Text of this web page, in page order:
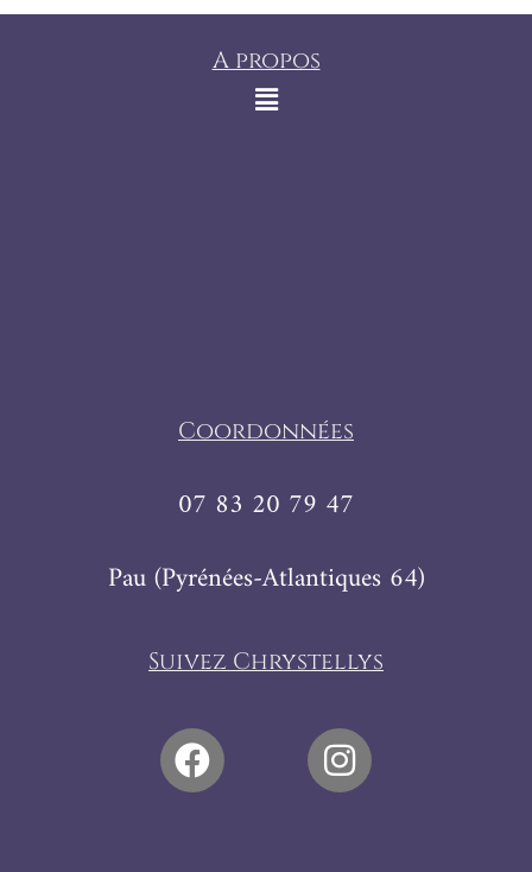
A propos
Coordonnées
07 83 20 79 47
Pau (Pyrénées-Atlantiques 64)
Suivez Chrystellys